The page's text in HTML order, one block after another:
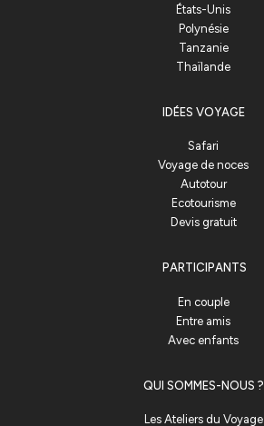
États-Unis
Polynésie
Tanzanie
Thaïlande
IDÉES VOYAGE
Safari
Voyage de noces
Autotour
Ecotourisme
Devis gratuit
PARTICIPANTS
En couple
Entre amis
Avec enfants
QUI SOMMES-NOUS ?
Les Ateliers du Voyage